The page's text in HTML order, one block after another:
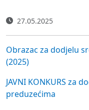
27.05.2025
Obrazac za dodjelu
(2025)
JAVNI KONKURS za
preduzećima